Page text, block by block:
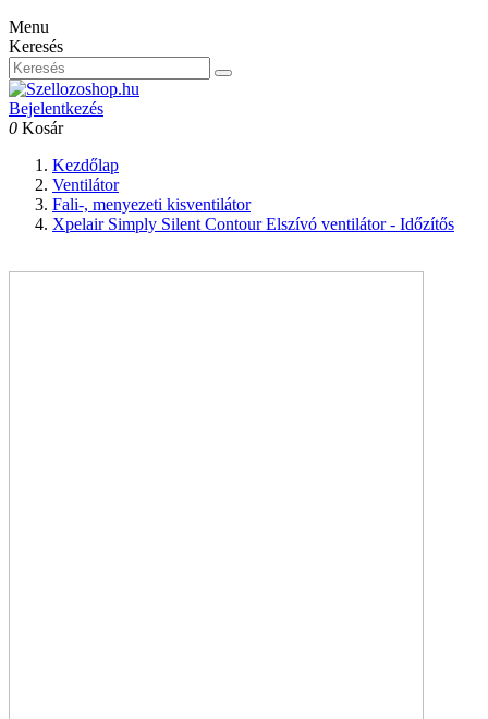
Menu
Keresés
Bejelentkezés
0 Kosár
Kezdőlap
Ventilátor
Fali-, menyezeti kisventilátor
Xpelair Simply Silent Contour Elszívó ventilátor - Időzítős